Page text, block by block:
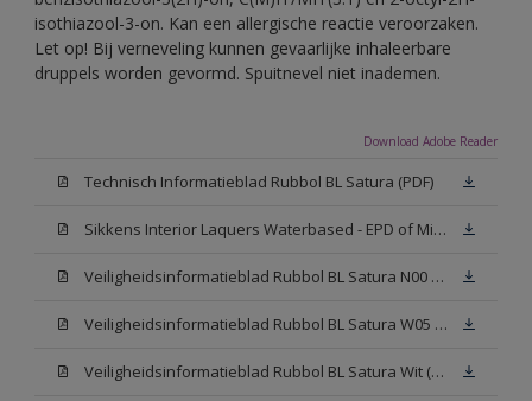
isothiazool-3-on. Kan een allergische reactie veroorzaken.
Let op! Bij verneveling kunnen gevaarlijke inhaleerbare
druppels worden gevormd. Spuitnevel niet inademen.
Download Adobe Reader
Technisch Informatieblad Rubbol BL Satura (PDF)
Sikkens Interior Laquers Waterbased - EPD of Milieuproductverklaring
Veiligheidsinformatieblad Rubbol BL Satura N00 (MSDS)
Veiligheidsinformatieblad Rubbol BL Satura W05 (MSDS)
Veiligheidsinformatieblad Rubbol BL Satura Wit (MSDS)